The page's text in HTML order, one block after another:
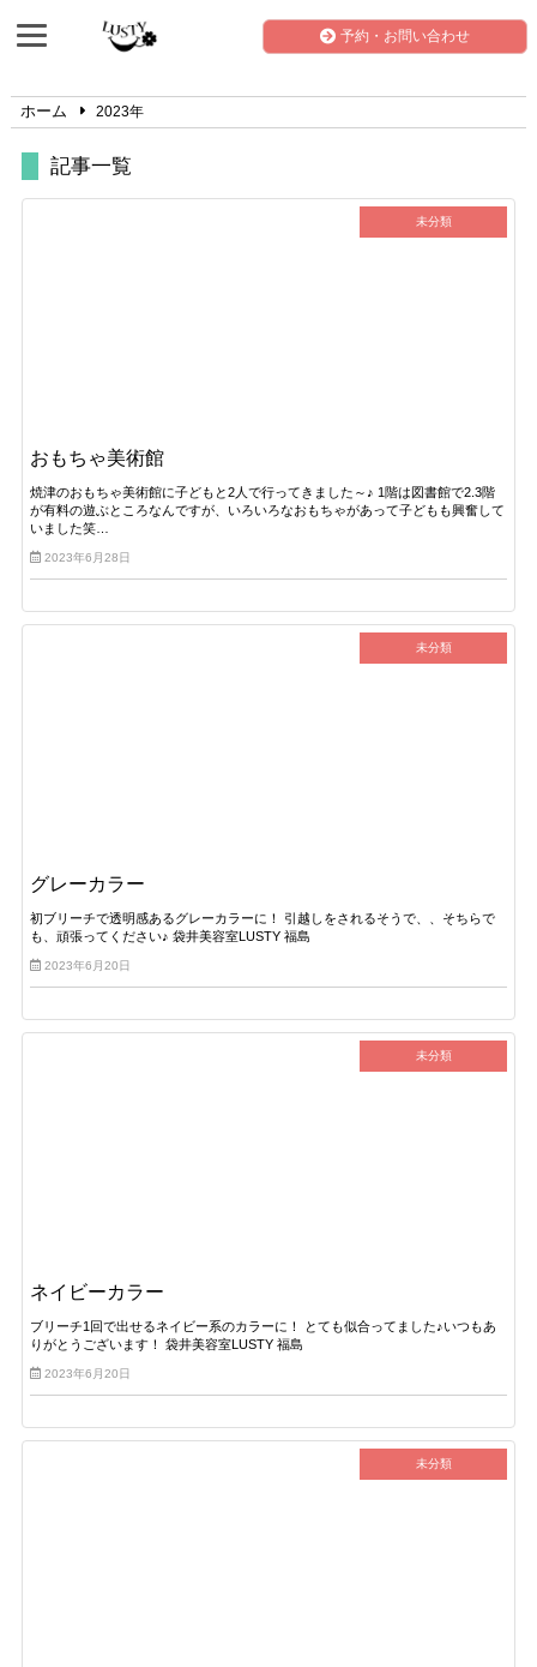
予約・お問い合わせ
ホーム 2023年
記事一覧
未分類
おもちゃ美術館
焼津のおもちゃ美術館に子どもと2人で行ってきました～♪ 1階は図書館で2.3階
が有料の遊ぶところなんですが、いろいろなおもちゃがあって子どもも興奮して
いました笑…
2023年6月28日
未分類
グレーカラー
初ブリーチで透明感あるグレーカラーに！ 引越しをされるそうで、、そちらで
も、頑張ってください♪ 袋井美容室LUSTY 福島
2023年6月20日
未分類
ネイビーカラー
ブリーチ1回で出せるネイビー系のカラーに！ とても似合ってました♪いつもあ
りがとうございます！ 袋井美容室LUSTY 福島
2023年6月20日
未分類